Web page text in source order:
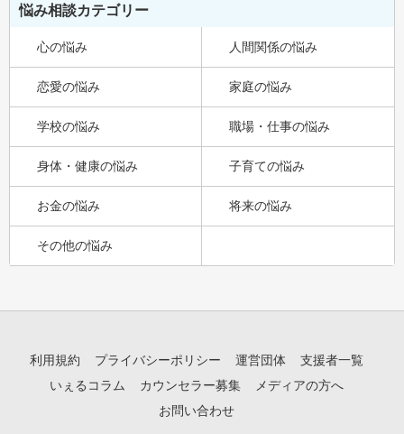
悩み相談カテゴリー
心の悩み 人間関係の悩み
恋愛の悩み 家庭の悩み
学校の悩み 職場・仕事の悩み
身体・健康の悩み 子育ての悩み
お金の悩み 将来の悩み
その他の悩み
利用規約 プライバシーポリシー 運営団体
支援者一覧
いぇるコラム
カウンセラー募集
メディアの方へ
お問い合わせ